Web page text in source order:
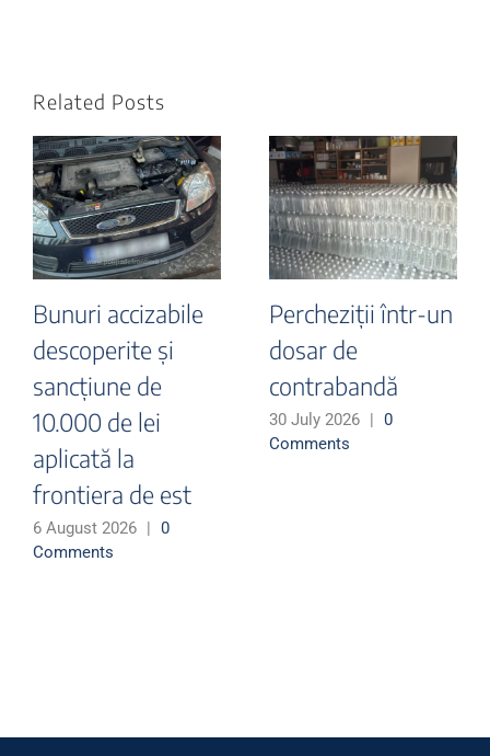
Related Posts
Bunuri accizabile
descoperite și
sancțiune de
10.000 de lei
aplicată la
frontiera de est
6 August 2026
0
Comments
Percheziții într-un
dosar de
contrabandă
30 July 2026
0
Comments